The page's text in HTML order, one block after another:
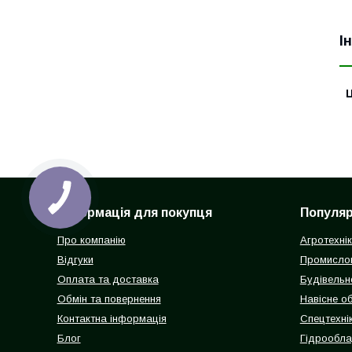
Інформація для покупця
Про компанію
Відгуки
Оплата та доставка
Обмін та повернення
Контактна інформація
Блог
Навісне